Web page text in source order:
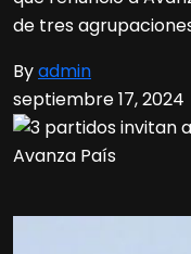
de tres
Byadmin
septiembre 17, 2024